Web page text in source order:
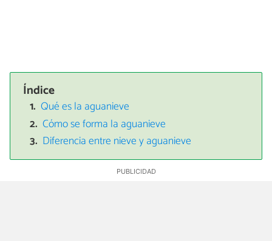
Índice
Qué es la aguanieve
Cómo se forma la aguanieve
Diferencia entre nieve y aguanieve